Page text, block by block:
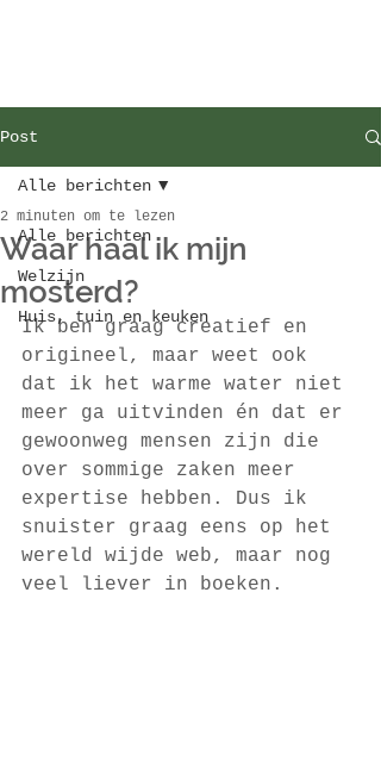
Post
Alle berichten
Welzijn
Huis, tuin en keuken
Alle berichten
Waar haal ik mijn
mosterd?
2 minuten om te lezen
Ik ben graag creatief en
origineel, maar weet ook
dat ik het warme water niet
meer ga uitvinden én dat er
gewoonweg mensen zijn die
over sommige zaken meer
expertise hebben. Dus ik
snuister graag eens op het
wereld wijde web, maar nog
veel liever in boeken.